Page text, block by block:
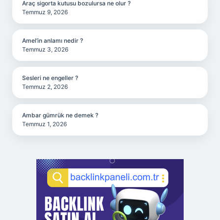
Araç sigorta kutusu bozulursa ne olur ?
Temmuz 9, 2026
Amel’in anlamı nedir ?
Temmuz 3, 2026
Sesleri ne engeller ?
Temmuz 2, 2026
Ambar gümrük ne demek ?
Temmuz 1, 2026